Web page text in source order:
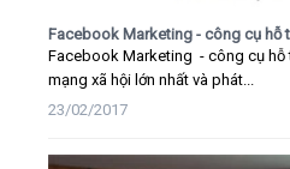
Facebook Marketing - công cụ hỗ
Facebook Marketing - công cụ
mạng xã hội lớn nhất và phát...
23/02/2017